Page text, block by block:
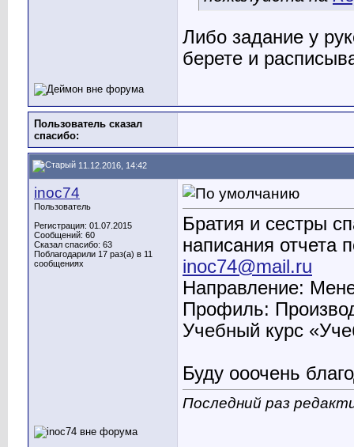
Либо задание у
берете и
Пользователь сказал
cпасибо:
11.12.2016, 14:42
inoc74
Пользователь
Регистрация: 01.07.2015
Сообщений: 60
Сказал спасибо: 63
Поблагодарили 17 раз(а) в 11
сообщениях
Братия и сестры
написания отчета
inoc74@mail.ru
Направление:
Профиль:
Учебный курс
Буду ооочень
Последний раз